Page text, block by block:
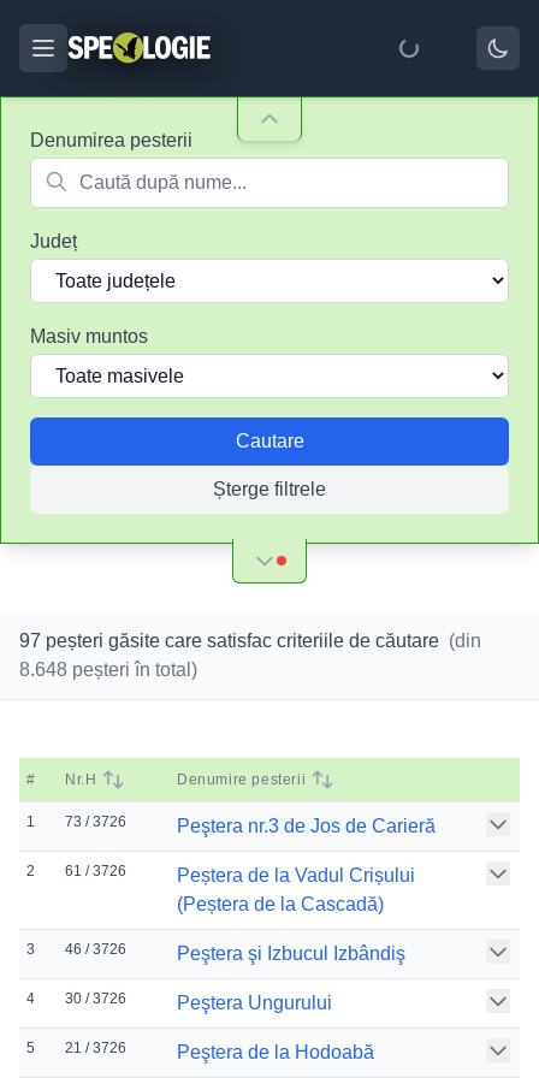
Denumirea pesterii
Județ
Masiv muntos
Cautare
Șterge filtrele
97 peșteri găsite care satisfac criteriile de căutare (din
8.648 peșteri în total)
# Nr.H Denumire pesterii
1 73 / 3726 Peştera nr.3 de Jos de Carieră
2 61 / 3726
Peștera de la Vadul Crișului
(Peștera de la Cascadă)
3 46 / 3726 Peştera şi Izbucul Izbândiş
4 30 / 3726 Peştera Ungurului
5 21 / 3726 Peştera de la Hodoabă